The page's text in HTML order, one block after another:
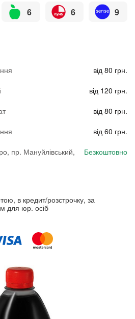
6 6 9
від 80 грн.
від 120 грн.
від 80 грн.
від 60 грн.
пр. Мануйлівський,
Безкоштовно
в кредит/розстрочку, за
для юр. осіб